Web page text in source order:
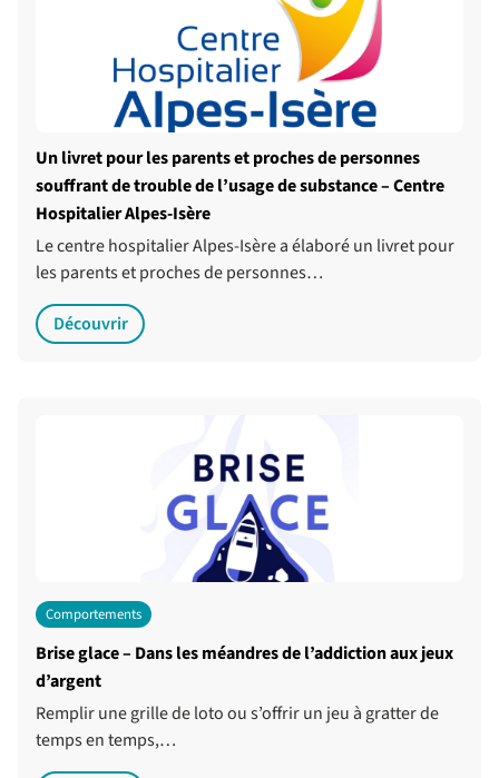
Un livret pour les parents et proches de personnes
souffrant de trouble de l’usage de substance – Centre
Hospitalier Alpes-Isère
Le centre hospitalier Alpes-Isère a élaboré un livret pour
les parents et proches de personnes…
Découvrir
Comportements
Brise glace – Dans les méandres de l’addiction aux jeux
d’argent
Remplir une grille de loto ou s’offrir un jeu à gratter de
temps en temps,…